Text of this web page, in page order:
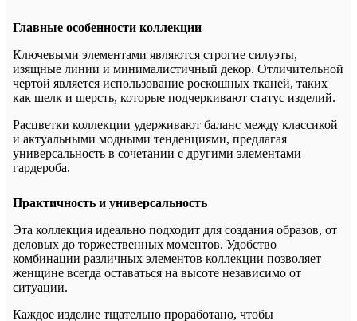
Главные особенности коллекции
Ключевыми элементами являются строгие силуэты,
изящные линии и минималистичный декор. Отличительной
чертой является использование роскошных тканей, таких
как шелк и шерсть, которые подчеркивают статус изделий.
Расцветки коллекции удерживают баланс между классикой
и актуальными модными тенденциями, предлагая
универсальность в сочетании с другими элементами
гардероба.
Практичность и универсальность
Эта коллекция идеально подходит для создания образов, от
деловых до торжественных моментов. Удобство
комбинации различных элементов коллекции позволяет
женщине всегда оставаться на высоте независимо от
ситуации.
Каждое изделие тщательно проработано, чтобы